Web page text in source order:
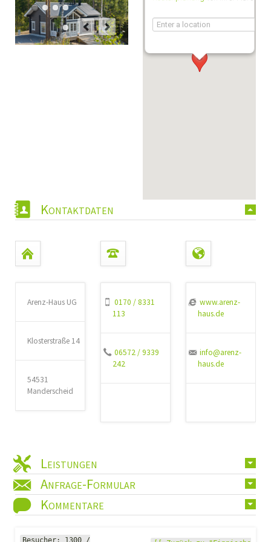
Kontaktdaten
Arenz-Haus UG
Klosterstraße 14
54531
Manderscheid
0170 / 8331
113
06572 / 9339
242
www.arenz-
haus.de
info@arenz-
haus.de
Leistungen
Anfrage-Formular
Kommentare
Besucher: 1300 /